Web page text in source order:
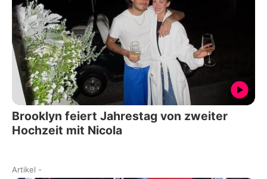
Brooklyn feiert Jahrestag von zweiter
Hochzeit mit Nicola
Artikel -